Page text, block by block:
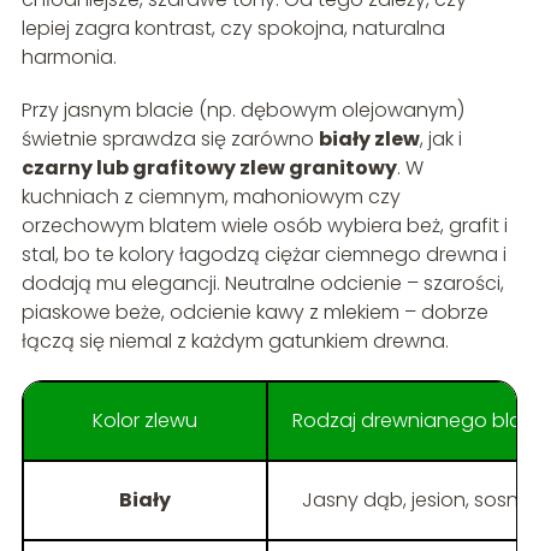
lepiej zagra kontrast, czy spokojna, naturalna
harmonia.
Przy jasnym blacie (np. dębowym olejowanym)
świetnie sprawdza się zarówno biały zlew, jak i
czarny lub grafitowy zlew granitowy. W
kuchniach z ciemnym, mahoniowym czy
orzechowym blatem wiele osób wybiera beż, grafit i
stal, bo te kolory łagodzą ciężar ciemnego drewna i
dodają mu elegancji. Neutralne odcienie – szarości,
piaskowe beże, odcienie kawy z mlekiem – dobrze
łączą się niemal z każdym gatunkiem drewna.
Kolor zlewu Rodzaj drewnianego
Biały Jasny dąb, jesion, sosna